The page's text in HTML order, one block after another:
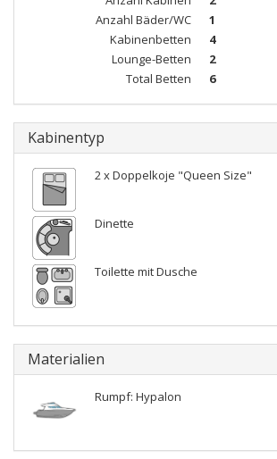
Anzahl Bäder/WC
1
Kabinenbetten
4
Lounge-Betten
2
Total Betten
6
Kabinentyp
2 x Doppelkoje "Queen Size"
Dinette
Toilette mit Dusche
Materialien
Rumpf: Hypalon